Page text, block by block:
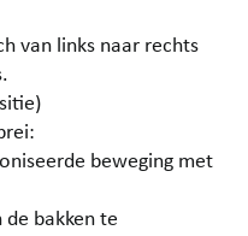
van links naar rechts
beweging met
bakken te